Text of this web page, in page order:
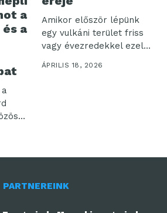
a
és a
Amikor először lépünk
egy vulkáni terület friss
vagy évezredekkel ezelőtt
megszilárdult talajára,...
ÁPRILIS 18, 2026
PARTNEREINK